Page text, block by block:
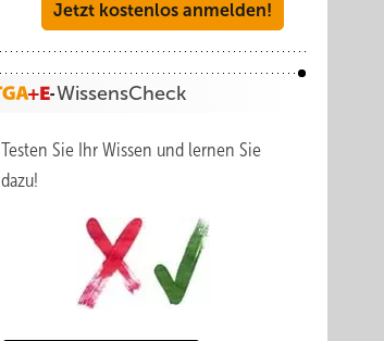
Jetzt kostenlos anmelden!
WissensCheck
Testen Sie Ihr Wissen und lernen Sie
dazu!